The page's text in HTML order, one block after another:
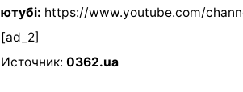
ютубі: https://www.youtube.com/
[ad_2]
Источник: 0362.ua